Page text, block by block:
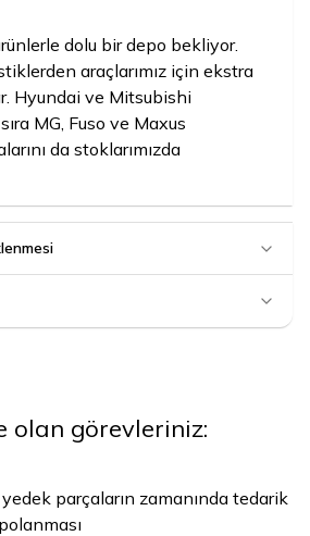
dolu bir depo bekliyor.
araçlarımız için ekstra
Hyundai ve Mitsubishi
MG, Fuso ve Maxus
da stoklarımızda
olan görevleriniz:
parçaların zamanında tedarik